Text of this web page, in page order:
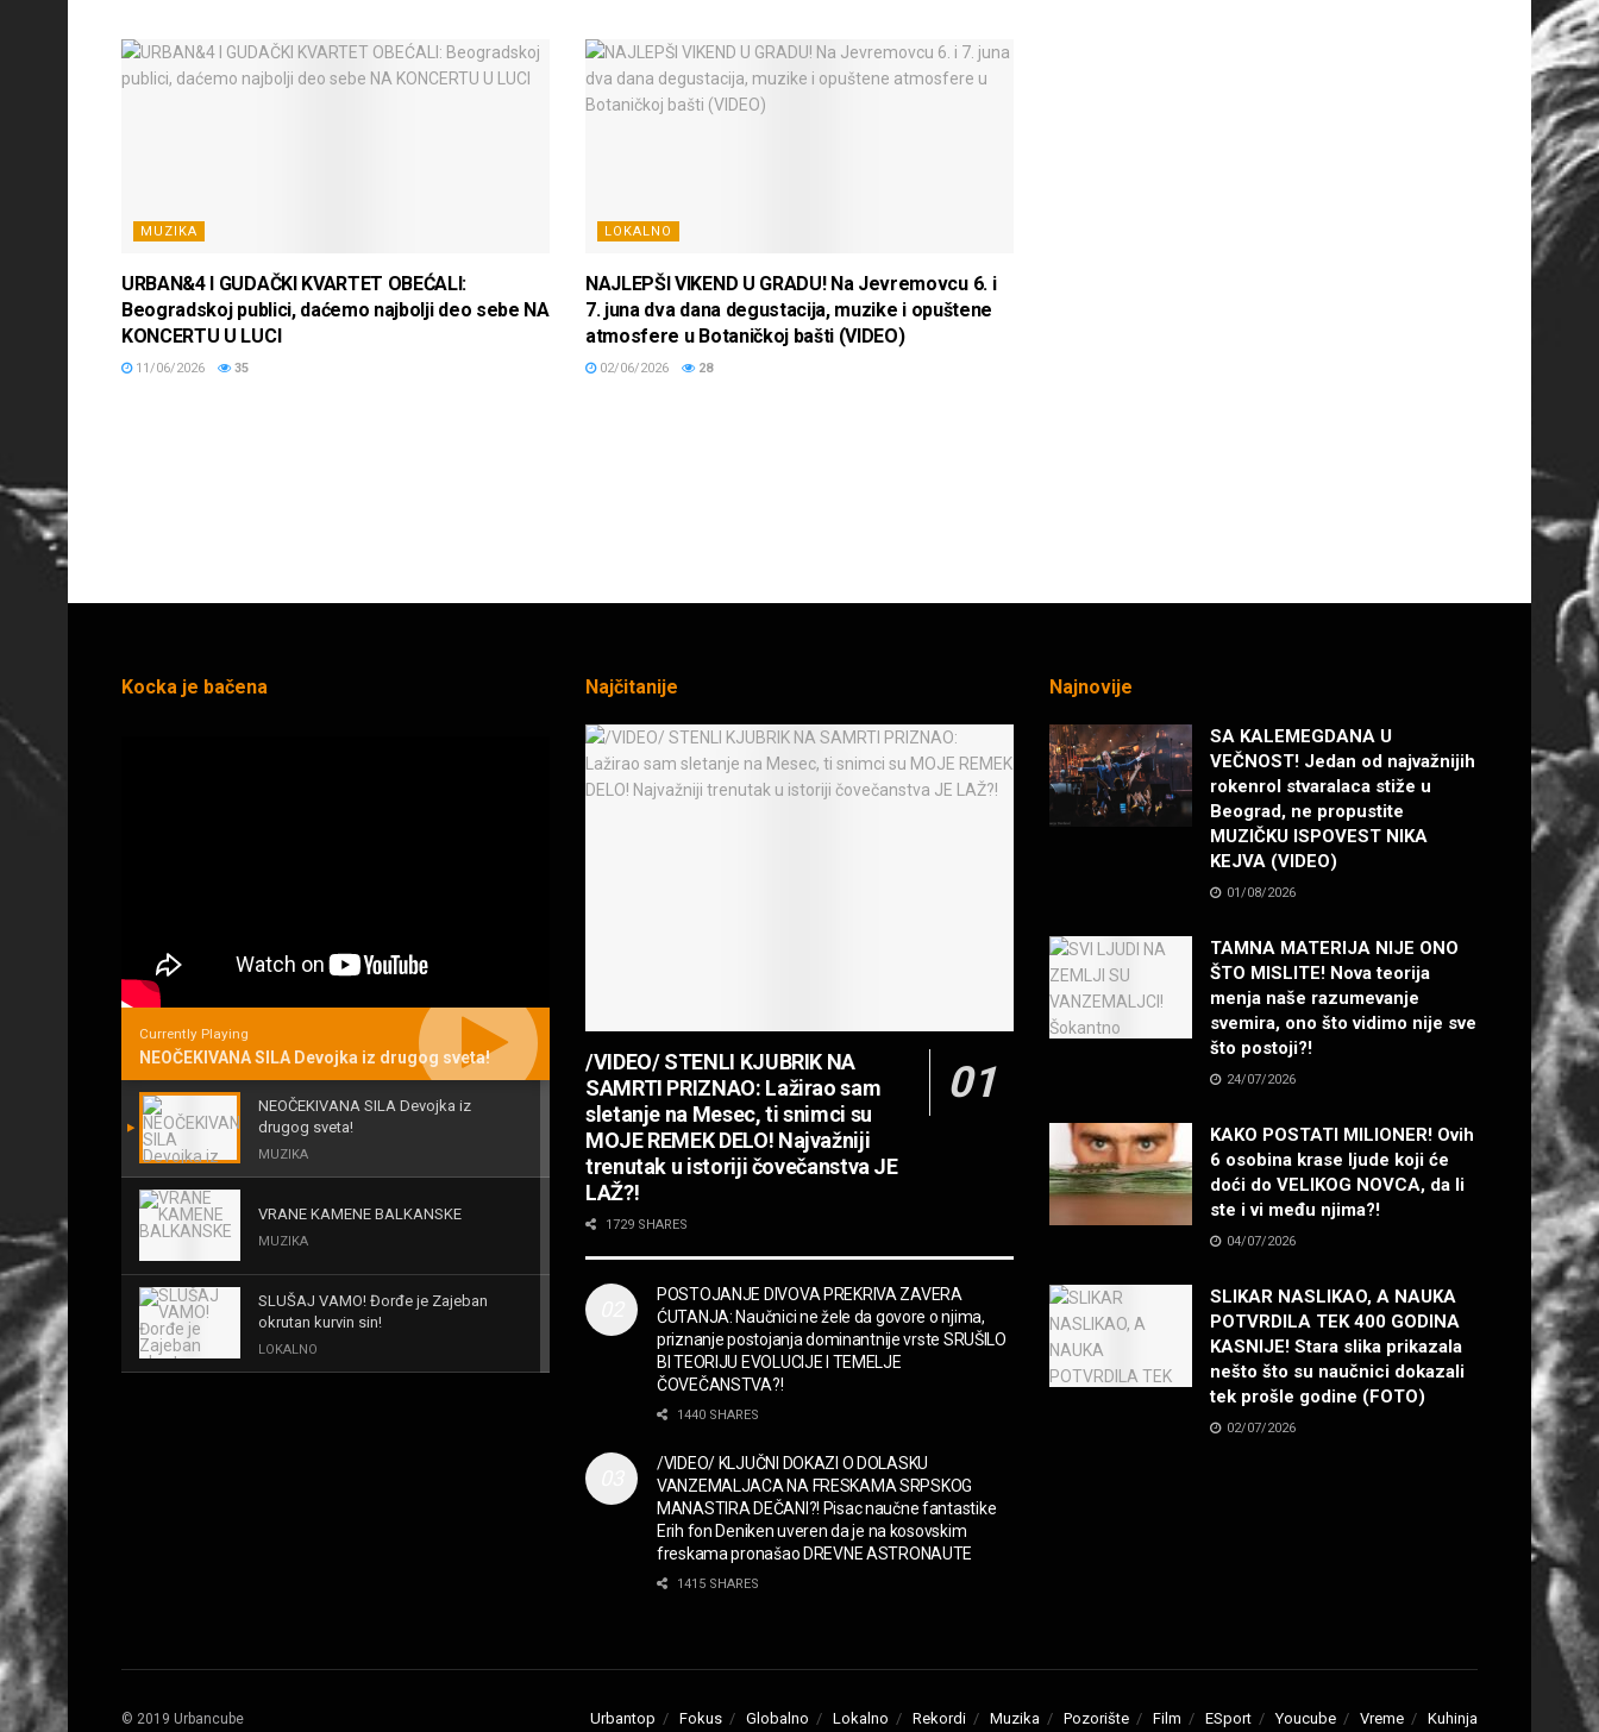
MUZIKA
URBAN&4 I GUDAČKI KVARTET OBEĆALI:
Beogradskoj publici, daćemo najbolji deo sebe NA
KONCERTU U LUCI
11/06/2026 35
LOKALNO
NAJLEPŠI VIKEND U GRADU! Na Jevremovcu 6. i
7. juna dva dana degustacija, muzike i opuštene
atmosfere u Botaničkoj bašti (VIDEO)
02/06/2026 28
Kocka je bačena
Currently Playing
NEOČEKIVANA SILA Devojka iz drugog sveta!
NEOČEKIVANA SILA Devojka iz
drugog sveta!
MUZIKA
VRANE KAMENE BALKANSKE
MUZIKA
SLUŠAJ VAMO! Đorđe je Zajeban
okrutan kurvin sin!
LOKALNO
Najčitanije
/VIDEO/ STENLI KJUBRIK NA
SAMRTI PRIZNAO: Lažirao sam
sletanje na Mesec, ti snimci su
MOJE REMEK DELO! Najvažniji
trenutak u istoriji čovečanstva JE
LAŽ?!
1729 SHARES
POSTOJANJE DIVOVA PREKRIVA ZAVERA
ĆUTANJA: Naučnici ne žele da govore o njima,
priznanje postojanja dominantnije vrste SRUŠILO
BI TEORIJU EVOLUCIJE I TEMELJE
ČOVEČANSTVA?!
1440 SHARES
/VIDEO/ KLJUČNI DOKAZI O DOLASKU
VANZEMALJACA NA FRESKAMA SRPSKOG
MANASTIRA DEČANI?! Pisac naučne fantastike
Erih fon Deniken uveren da je na kosovskim
freskama pronašao DREVNE ASTRONAUTE
1415 SHARES
Najnovije
SA KALEMEGDANA U
VEČNOST! Jedan od najvažnijih
rokenrol stvaralaca stiže u
Beograd, ne propustite
MUZIČKU ISPOVEST NIKA
KEJVA (VIDEO)
01/08/2026
TAMNA MATERIJA NIJE ONO
ŠTO MISLITE! Nova teorija
menja naše razumevanje
svemira, ono što vidimo nije sve
što postoji?!
24/07/2026
KAKO POSTATI MILIONER! Ovih
6 osobina krase ljude koji će
doći do VELIKOG NOVCA, da li
ste i vi među njima?!
04/07/2026
SLIKAR NASLIKAO, A NAUKA
POTVRDILA TEK 400 GODINA
KASNIJE! Stara slika prikazala
nešto što su naučnici dokazali
tek prošle godine (FOTO)
02/07/2026
Urbantop Fokus Globalno Lokalno Rekordi Muzika Pozorište Film ESport Youcube Vreme Kuhinja
© 2019 Urbancube